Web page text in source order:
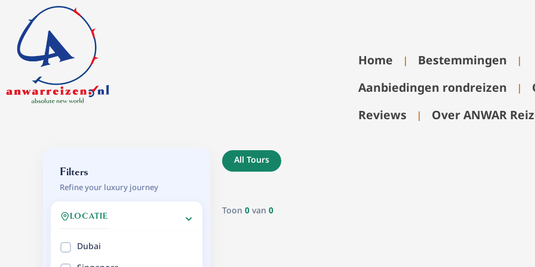
inhoud
Home
Bestemmingen
Aanbiedingen rondreizen
Reviews
Over ANWAR
Filters
Refine your luxury journey
LOCATIE
Dubai
All Tours
Toon 0 van 0